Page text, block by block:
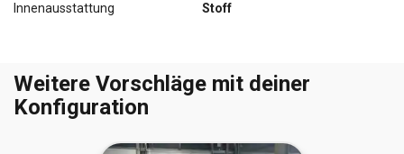
Innenausstattung Stoff
Weitere Vorschläge mit deiner
Konfiguration